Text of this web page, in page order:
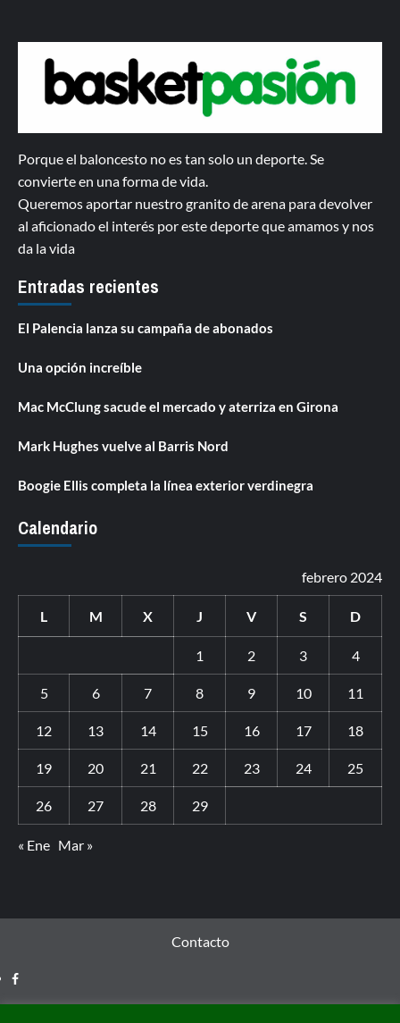
Porque el baloncesto no es tan solo un deporte. Se
convierte en una forma de vida.
Queremos aportar nuestro granito de arena para devolver
al aficionado el interés por este deporte que amamos y nos
da la vida
Entradas recientes
El Palencia lanza su campaña de abonados
Una opción increíble
Mac McClung sacude el mercado y aterriza en Girona
Mark Hughes vuelve al Barris Nord
Boogie Ellis completa la línea exterior verdinegra
Calendario
febrero 2024
L M X J V S D
1 2 3 4
5 6 7 8 9 10 11
12 13 14 15 16 17 18
19 20 21 22 23 24 25
26 27 28 29
« Ene Mar »
Contacto